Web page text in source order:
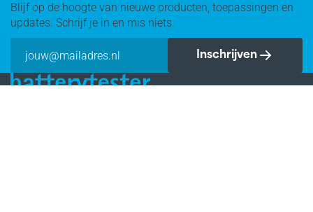
Blijf op de hoogte van nieuwe producten, toepassingen en
updates. Schrijf je in en mis niets.
Inschrijven